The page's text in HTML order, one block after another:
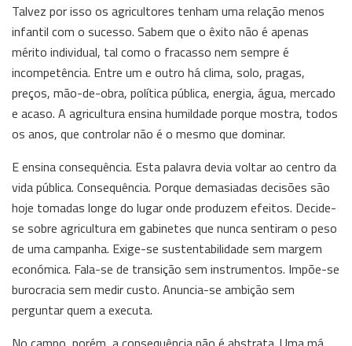
Talvez por isso os agricultores tenham uma relação menos
infantil com o sucesso. Sabem que o êxito não é apenas
mérito individual, tal como o fracasso nem sempre é
incompetência. Entre um e outro há clima, solo, pragas,
preços, mão-de-obra, política pública, energia, água, mercado
e acaso. A agricultura ensina humildade porque mostra, todos
os anos, que controlar não é o mesmo que dominar.
E ensina consequência. Esta palavra devia voltar ao centro da
vida pública. Consequência. Porque demasiadas decisões são
hoje tomadas longe do lugar onde produzem efeitos. Decide-
se sobre agricultura em gabinetes que nunca sentiram o peso
de uma campanha. Exige-se sustentabilidade sem margem
económica. Fala-se de transição sem instrumentos. Impõe-se
burocracia sem medir custo. Anuncia-se ambição sem
perguntar quem a executa.